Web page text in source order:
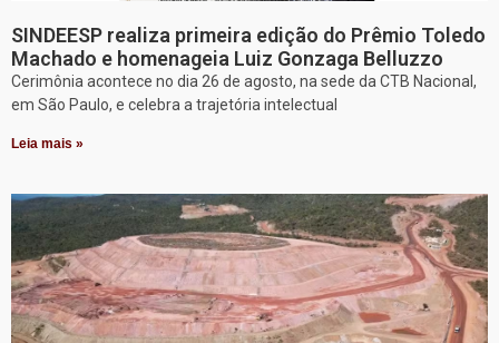
SINDEESP realiza primeira edição do Prêmio Toledo
Machado e homenageia Luiz Gonzaga Belluzzo
Cerimônia acontece no dia 26 de agosto, na sede da CTB Nacional,
em São Paulo, e celebra a trajetória intelectual
Leia mais »